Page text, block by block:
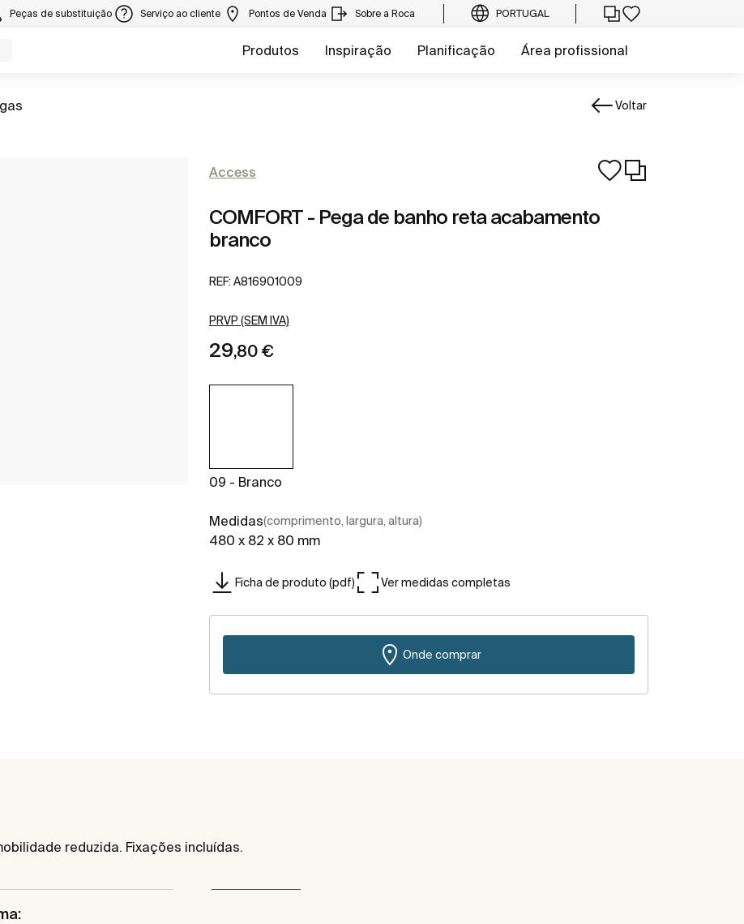
Peças de substituição Serviço ao cliente Pontos de Venda Sobre a Roca PORTUGAL
Produtos Inspiração Planificação Área profissional
Voltar
Access
COMFORT - Pega de banho reta acabamento
branco
REF: A816901009
PRVP (SEM IVA)
29,80 €
09 - Branco
Medidas(comprimento, largura, altura)
480 x 82 x 80 mm
Ficha de produto (pdf) Ver medidas completas
Onde comprar
reduzida. Fixações incluídas.